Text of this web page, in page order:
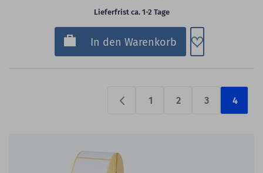
Lieferfrist ca. 1-2 Tage
In den Warenkorb Zum
1 2 3 4